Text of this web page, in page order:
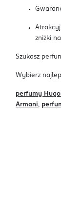
zniżki
Szukasz
Wybierz
perfumy Hugo
Armani,